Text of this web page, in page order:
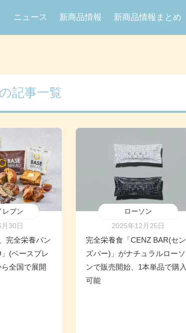
ニュース 新商品情報 新商品情報まとめ
記事一覧
レブン
30日
完全栄養パン
」(ベースブレ
全国で展開
ローソン
2025年12月25日
完全栄養食「CENZ BAR(セン
ズバー)」がナチュラルローソ
ンで販売開始、1本単品で購入
可能